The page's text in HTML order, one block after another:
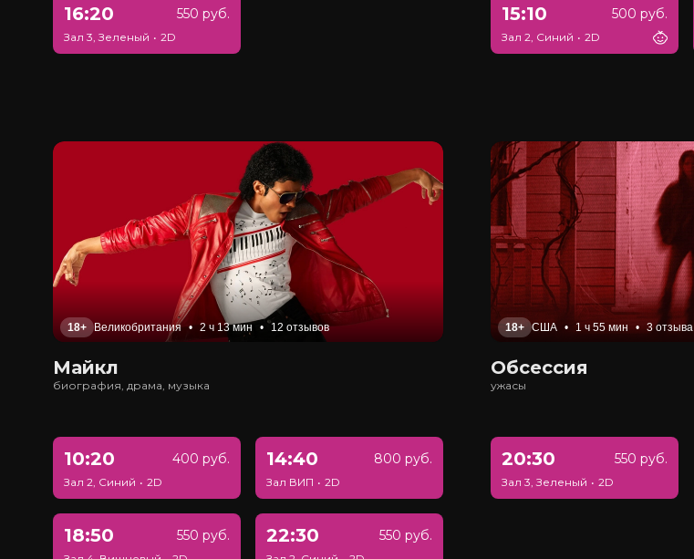
16:20 550 руб.
Зал 3, Зеленый • 2D
15:10 500 руб.
Зал 2, Синий • 2D
18+ Великобритания • 2 ч 13 мин • 12 отзывов
Майкл
биография, драма, музыка
10:20 400 руб.
Зал 2, Синий • 2D
14:40 800 руб.
Зал ВИП • 2D
18:50 550 руб. 22:30 550 руб.
18+ США • 1 ч 55 мин • 3 отзыва
Обсессия
ужасы
20:30 550 руб.
Зал 3, Зеленый • 2D